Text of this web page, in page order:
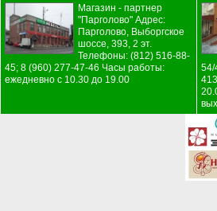
Магазин - партнер
"Парголово" Адрес:
Парголово, Выборгское
шоссе, 393, 2 эт.
Телефоны: (812) 516-88-
45; 8 (960) 277-47-46 Часы работы:
ежедневно с 10.30 до 19.00
54/